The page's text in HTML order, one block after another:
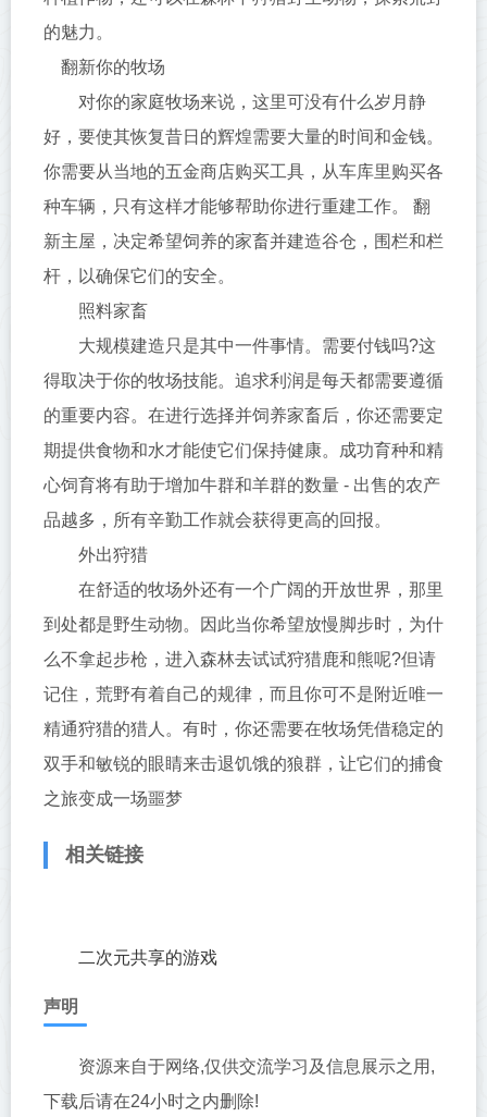
的魅力。
翻新你的牧场
对你的家庭牧场来说，这里可没有什么岁月静
好，要使其恢复昔日的辉煌需要大量的时间和金钱。
你需要从当地的五金商店购买工具，从车库里购买各
种车辆，只有这样才能够帮助你进行重建工作。 翻
新主屋，决定希望饲养的家畜并建造谷仓，围栏和栏
杆，以确保它们的安全。
照料家畜
大规模建造只是其中一件事情。需要付钱吗?这
得取决于你的牧场技能。追求利润是每天都需要遵循
的重要内容。在进行选择并饲养家畜后，你还需要定
期提供食物和水才能使它们保持健康。成功育种和精
心饲育将有助于增加牛群和羊群的数量 - 出售的农产
品越多，所有辛勤工作就会获得更高的回报。
外出狩猎
在舒适的牧场外还有一个广阔的开放世界，那里
到处都是野生动物。因此当你希望放慢脚步时，为什
么不拿起步枪，进入森林去试试狩猎鹿和熊呢?但请
记住，荒野有着自己的规律，而且你可不是附近唯一
精通狩猎的猎人。有时，你还需要在牧场凭借稳定的
双手和敏锐的眼睛来击退饥饿的狼群，让它们的捕食
之旅变成一场噩梦
相关链接
二次元共享的游戏
声明
资源来自于网络,仅供交流学习及信息展示之用,
下载后请在24小时之内删除!